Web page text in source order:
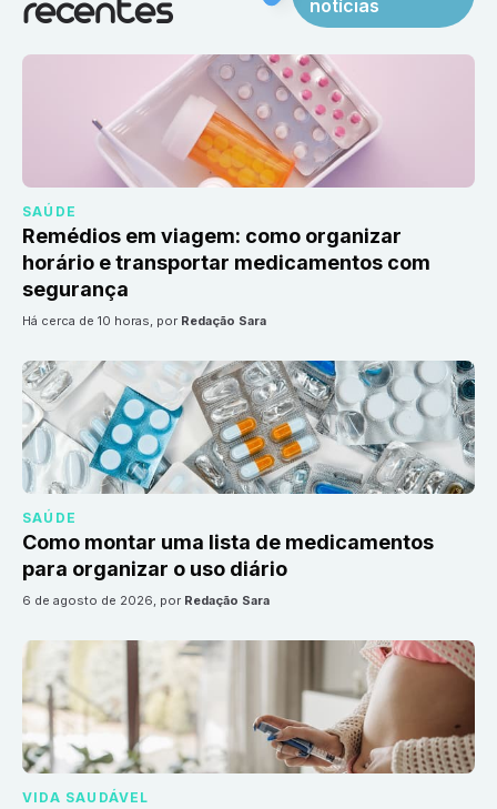
recentes notícias
SAÚDE
Remédios em viagem: como organizar
horário e transportar medicamentos com
segurança
há cerca de 10 horas, por Redação Sara
SAÚDE
Como montar uma lista de medicamentos
para organizar o uso diário
6 de agosto de 2026, por Redação Sara
VIDA SAUDÁVEL